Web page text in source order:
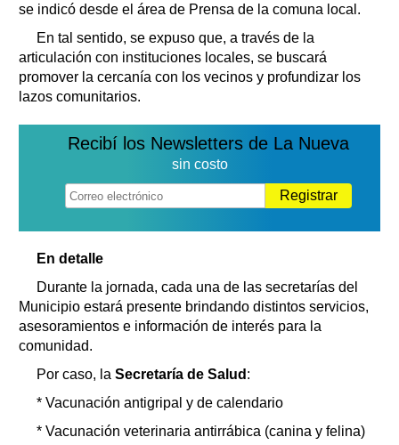
se indicó desde el área de Prensa de la comuna local.
En tal sentido, se expuso que, a través de la
articulación con instituciones locales, se buscará
promover la cercanía con los vecinos y profundizar los
lazos comunitarios.
Recibí los Newsletters de La Nueva
sin costo
Registrar
En detalle
Durante la jornada, cada una de las secretarías del
Municipio estará presente brindando distintos servicios,
asesoramientos e información de interés para la
comunidad.
Por caso, la Secretaría de Salud :
* Vacunación antigripal y de calendario
* Vacunación veterinaria antirrábica (canina y felina)